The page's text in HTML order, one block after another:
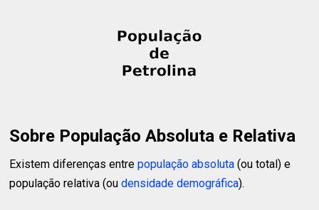
Sobre População Absoluta e Relativa
Existem diferenças entrepopulação absoluta (ou total) e
população relativa (oudensidade demográfica).